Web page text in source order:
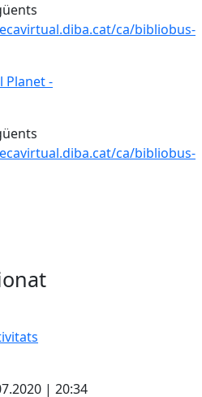
ca/bibliobus-
Planet -
Planet -
ca/bibliobus-
| 20:34